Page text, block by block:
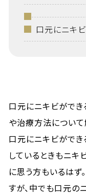
口元にニキ
口元にニキビがで
や治療方法につい
口元にニキビができ
しているときもニ
に思う方もいるはず
すが、中でも口元の